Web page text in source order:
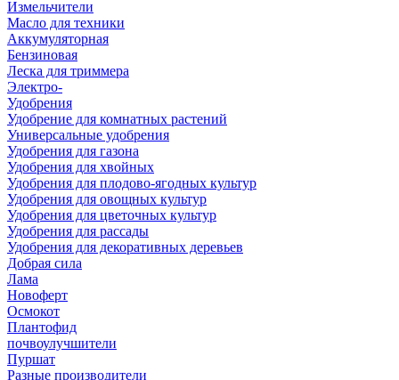
Измельчители
Масло для техники
Аккумуляторная
Бензиновая
Леска для триммера
Электро-
Удобрения
Удобрение для комнатных растений
Универсальные удобрения
Удобрения для газона
Удобрения для хвойных
Удобрения для плодово-ягодных культур
Удобрения для овощных культур
Удобрения для цветочных культур
Удобрения для рассады
Удобрения для декоративных деревьев
Добрая сила
Лама
Новоферт
Осмокот
Плантофид
почвоулучшители
Пуршат
Разные производители